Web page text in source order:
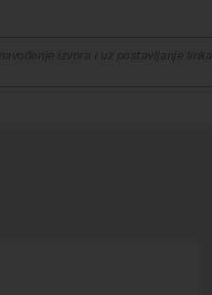
izvora i uz postavljanje linka